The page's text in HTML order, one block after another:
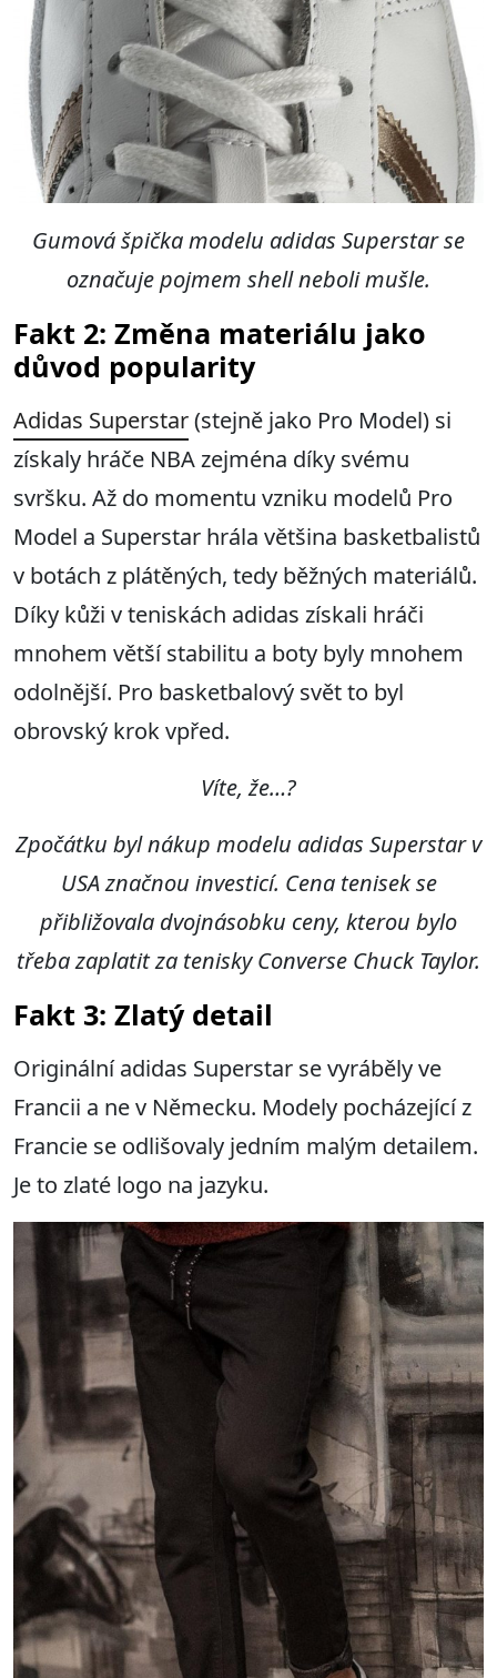
Gumová špička modelu adidas Superstar se
označuje pojmem shell neboli mušle.
Fakt 2: Změna materiálu jako
důvod popularity
Adidas Superstar(stejně jako Pro Model) si
získaly hráče NBA zejména díky svému
svršku. Až do momentu vzniku modelů Pro
Model a Superstar hrála většina basketbalistů
v botách z plátěných, tedy běžných materiálů.
Díky kůži v teniskách adidas získali hráči
mnohem větší stabilitu a boty byly mnohem
odolnější. Pro basketbalový svět to byl
obrovský krok vpřed.
Víte, že…?
Zpočátku byl nákup modelu adidas Superstar v
USA značnou investicí. Cena tenisek se
přibližovala dvojnásobku ceny, kterou bylo
třeba zaplatit za tenisky Converse Chuck Taylor.
Fakt 3: Zlatý detail
Originální adidas Superstar se vyráběly ve
Francii a ne v Německu. Modely pocházející z
Francie se odlišovaly jedním malým detailem.
Je to zlaté logo na jazyku.